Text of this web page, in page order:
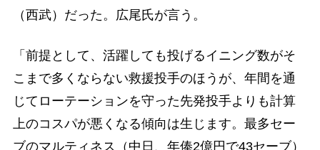
（西武）だった。広尾氏が言う。
「前提として、活躍しても投げるイニング数がそ
こまで多くならない救援投手のほうが、年間を通
じてローテーションを守った先発投手よりも計算
上のコスパが悪くなる傾向は生じます。最多セー
ブのマルティネス（中日、年俸2億円で43セーブ）